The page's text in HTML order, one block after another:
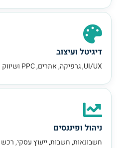
דיגיטל ועיצוב
UI/UX, גרפיקה, אתרים, PPC ושיווק תוכן.
ניהול ופיננסים
חשבונאות, חשבות, ייעוץ עסקי, רכש